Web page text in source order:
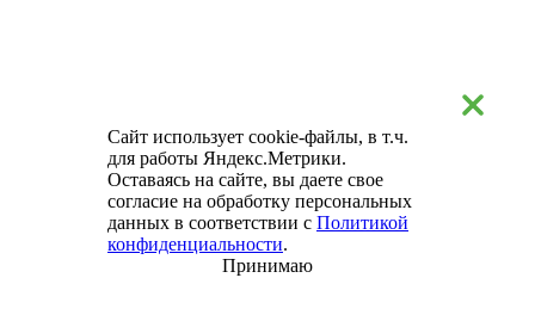
Сайт использует cookie-файлы, в т.ч.
для работы Яндекс.Метрики.
Оставаясь на сайте, вы даете свое
согласие на обработку персональных
данных в соответствии с Политикой
конфиденциальности.
Принимаю